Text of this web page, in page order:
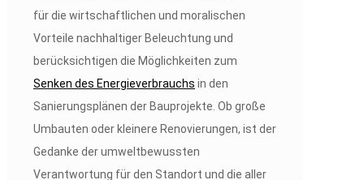
für die wirtschaftlichen und moralischen
Vorteile nachhaltiger Beleuchtung und
berücksichtigen die Möglichkeiten zum
Senken des Energieverbrauchs in den
Sanierungsplänen der Bauprojekte. Ob große
Umbauten oder kleinere Renovierungen, ist der
Gedanke der umweltbewussten
Verantwortung für den Standort und die aller